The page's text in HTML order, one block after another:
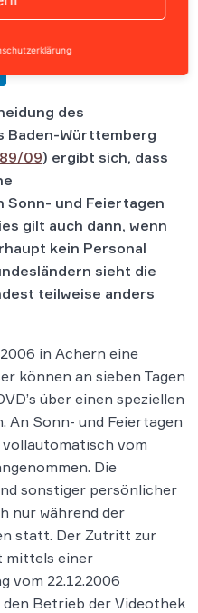
des
Baden-Württemberg
09) ergibt sich, dass
Sonn- und Feiertagen
gilt auch dann, wenn
kein Personal
sieht die
teilweise anders
in Achern eine
können an sieben Tagen
über einen speziellen
An Sonn- und Feiertagen
vollautomatisch vom
Die
sonstiger persönlicher
nur während der
statt. Der Zutritt zur
mittels einer
vom 22.12.2006
Betrieb der Videothek